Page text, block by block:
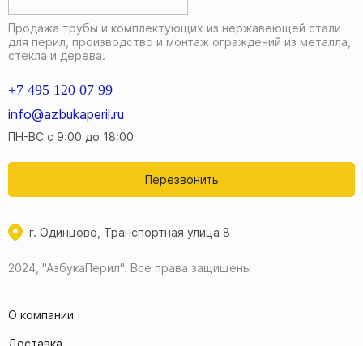
Продажа трубы и комплектующих из нержавеющей стали
для перил, производство и монтаж ограждений из металла,
стекла и дерева.
г. Одинцово, Транспортная улица 8
+7 495 120 07 99
info@azbukaperil.ru
ПН-ВС с 9:00 до 18:00
Перезвонить
2024, "АзбукаПерил". Все права защищены
О компании